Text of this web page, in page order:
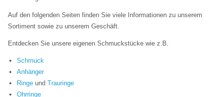
Auf den folgenden Seiten finden Sie viele Informationen zu unserem
Sortiment sowie zu unserem Geschäft.
Entdecken Sie unsere eigenen Schmuckstücke wie z.B.
Schmuck
Anhänger
Ringe undTrauringe
Ohrringe